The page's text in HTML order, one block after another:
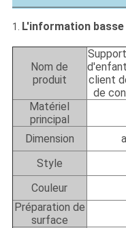
1. L'information basse
Nom de
produit
client
de
Matériel
principal
Dimension
Style
Couleur
Préparation de
surface